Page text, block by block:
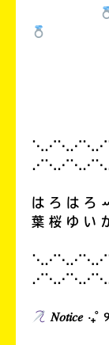
は ろ は ろ
葉 桜 ゆ い
𝑁𝑜𝑡𝑖𝑐𝑒 ‧₊˚